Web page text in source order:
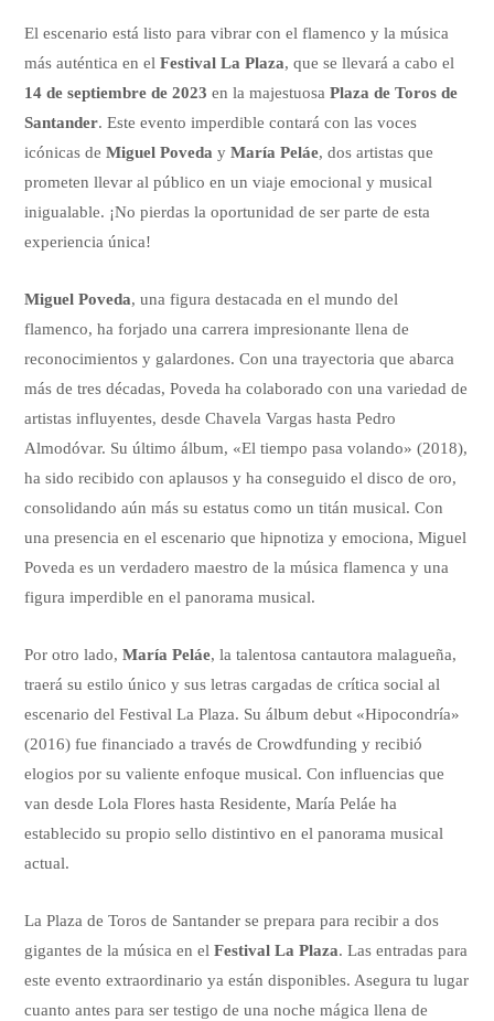
El escenario está listo para vibrar con el flamenco y la música
más auténtica en elFestival La Plaza, que se llevará a cabo el
14 de septiembre de 2023 en la majestuosaPlaza de Toros de
Santander. Este evento imperdible contará con las voces
icónicas deMiguel Poveda yMaría Peláe, dos artistas que
prometen llevar al público en un viaje emocional y musical
inigualable. ¡No pierdas la oportunidad de ser parte de esta
experiencia única!
Miguel Poveda, una figura destacada en el mundo del
flamenco, ha forjado una carrera impresionante llena de
reconocimientos y galardones. Con una trayectoria que abarca
más de tres décadas, Poveda ha colaborado con una variedad de
artistas influyentes, desde Chavela Vargas hasta Pedro
Almodóvar. Su último álbum, «El tiempo pasa volando» (2018),
ha sido recibido con aplausos y ha conseguido el disco de oro,
consolidando aún más su estatus como un titán musical. Con
una presencia en el escenario que hipnotiza y emociona, Miguel
Poveda es un verdadero maestro de la música flamenca y una
figura imperdible en el panorama musical.
Por otro lado,María Peláe, la talentosa cantautora malagueña,
traerá su estilo único y sus letras cargadas de crítica social al
escenario del Festival La Plaza. Su álbum debut «Hipocondría»
(2016) fue financiado a través de Crowdfunding y recibió
elogios por su valiente enfoque musical. Con influencias que
van desde Lola Flores hasta Residente, María Peláe ha
establecido su propio sello distintivo en el panorama musical
actual.
La Plaza de Toros de Santander se prepara para recibir a dos
gigantes de la música en elFestival La Plaza. Las entradas para
este evento extraordinario ya están disponibles. Asegura tu lugar
cuanto antes para ser testigo de una noche mágica llena de